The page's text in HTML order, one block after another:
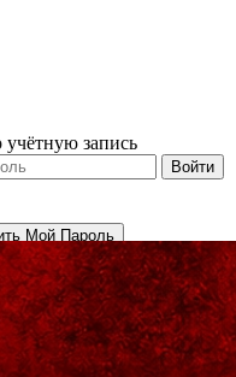
запись